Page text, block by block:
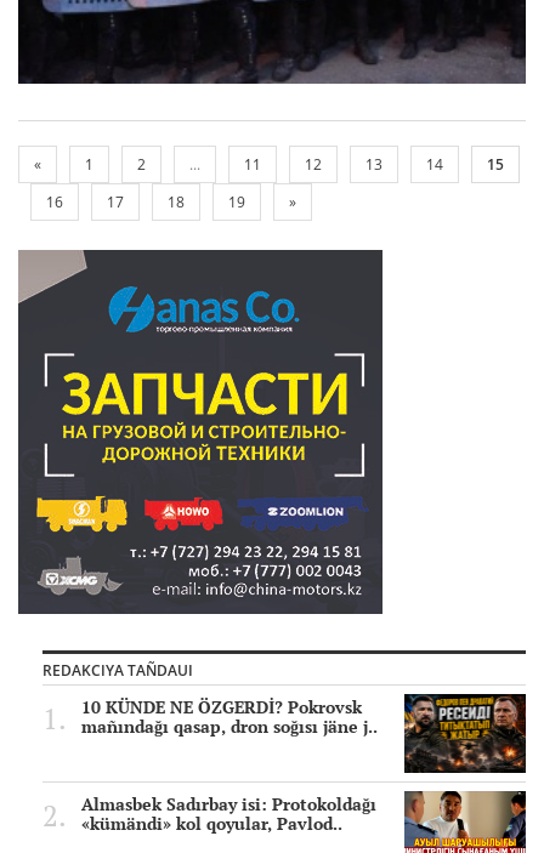
« 1 2 ... 11 12 13 14
15
16
17 18 19 »
REDAKCIYA TAÑDAUI
10 KÜNDE NE ÖZGERDİ? Pokrovsk
mañındağı qasap, dron soğısı jäne j..
Almasbek Sadırbay isi: Protokoldağı
«kümändi» kol qoyular, Pavlod..